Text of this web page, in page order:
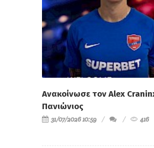
Ανακοίνωσε τον Alex
Πανιώνιος
31/07/2026 10:59 416